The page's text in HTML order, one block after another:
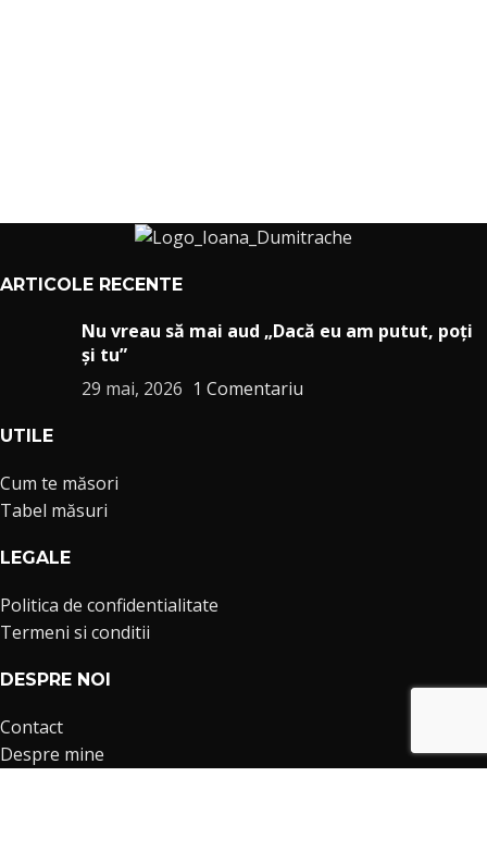
ARTICOLE RECENTE
Nu vreau să mai aud „Dacă eu am putut, poți
și tu”
29 mai, 2026 1 Comentariu
UTILE
Cum te măsori
Tabel măsuri
LEGALE
Politica de confidentialitate
Termeni si conditii
DESPRE NOI
Contact
Despre mine